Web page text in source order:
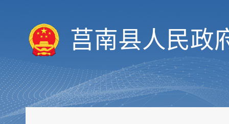
莒南县人民政
人事信息
会议信息
决策预公开
统计数据